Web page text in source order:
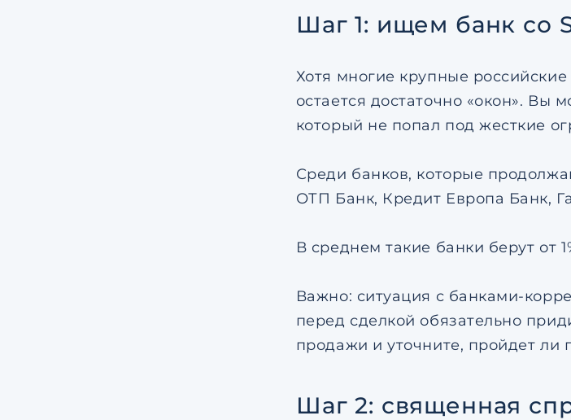
Шаг 1: ищем банк со
Хотя многие крупные
остается достаточно «окон». Вы
который не попал под жесткие
Среди банков, которые
ОТП Банк, Кредит Европа Банк,
В среднем такие банки берут от
Важно: ситуация с банками-
перед сделкой обязательно
продажи и уточните, пройдет ли
Шаг 2: священная